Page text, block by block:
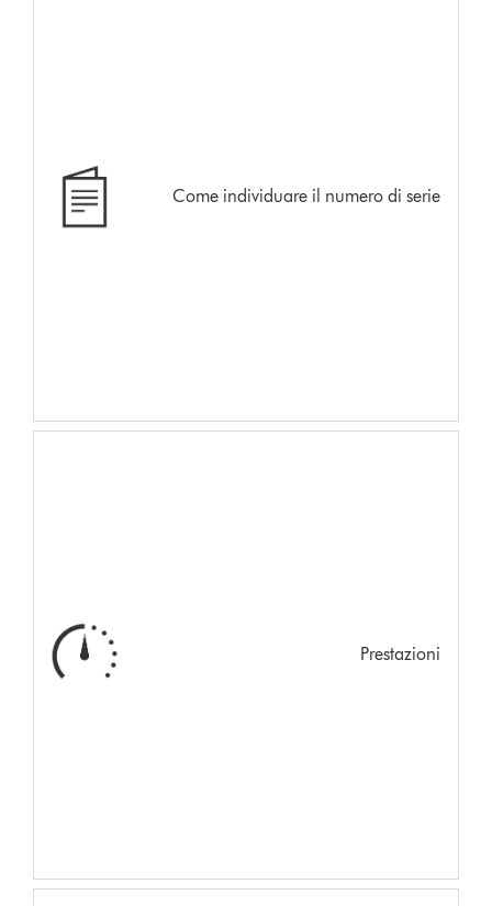
Come individuare il numero di serie
Prestazioni